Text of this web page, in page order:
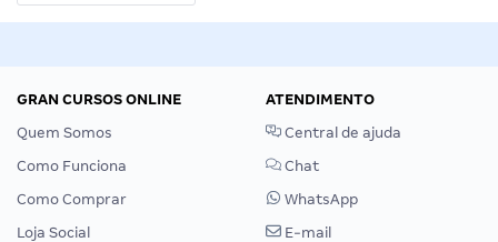
GRAN CURSOS ONLINE
Quem Somos
Como Funciona
Como Comprar
Loja Social
ATENDIMENTO
Central de ajuda
Chat
WhatsApp
E-mail